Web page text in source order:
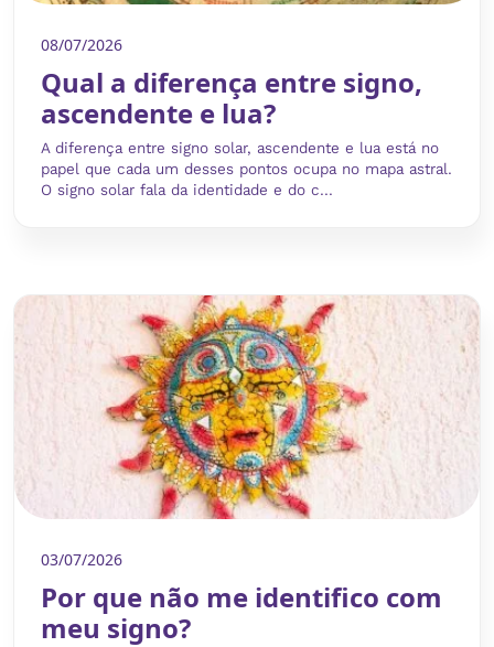
08/07/2026
Qual a diferença entre signo,
ascendente e lua?
A diferença entre signo solar, ascendente e lua está no
papel que cada um desses pontos ocupa no mapa astral.
O signo solar fala da identidade e do c...
03/07/2026
Por que não me identifico com
meu signo?